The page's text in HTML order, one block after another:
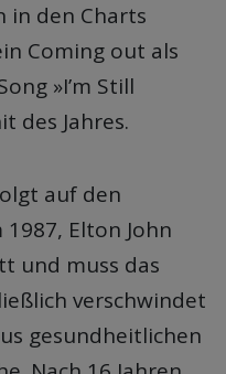
in den Charts
Coming out als
»I’m Still
des Jahres.
auf den
Elton John
und muss das
verschwindet
gesundheitlichen